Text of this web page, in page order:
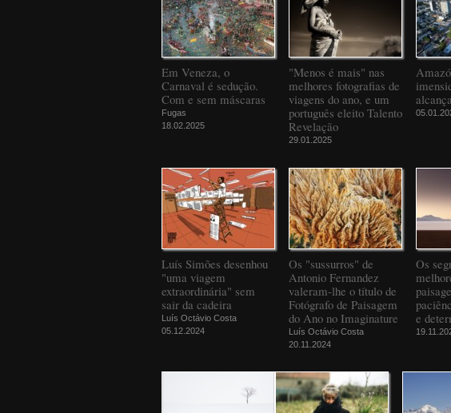
Em Veneza, o
Carnaval é sedução.
Com e sem máscaras
Fugas
18.02.2025
"Menos é mais" nas
melhores fotografias de
viagens do ano, e um
português eleito Talento
Revelação
29.01.2025
alcança
Luís Simões desenhou
"uma viagem
extraordinária" sem
sair da cadeira
Luís Octávio Costa
05.12.2024
Os "sussurros" de
Antonio Fernandez
valeram-lhe o título de
Fotógrafo de Paisagem
do Ano no Imaginature
Luís Octávio Costa
20.11.2024
Os
e